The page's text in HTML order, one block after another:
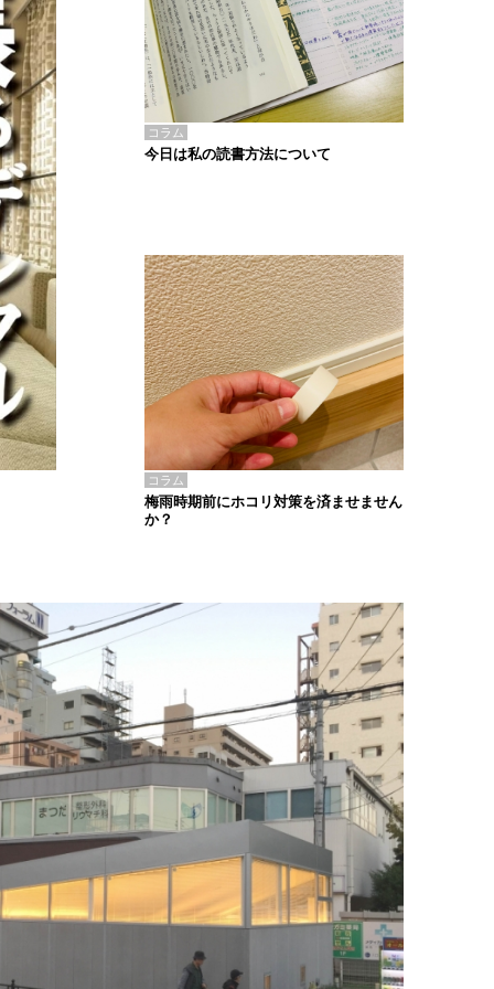
コラム
今日は私の読書方法について
コラム
梅雨時期前にホコリ対策を済ませません
か？